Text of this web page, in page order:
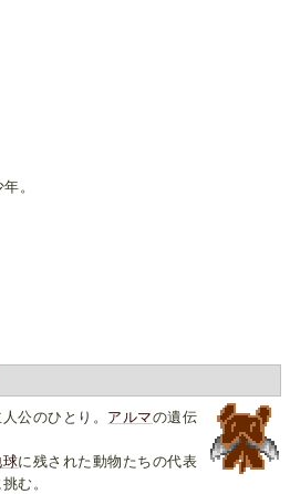
。
公のひとり。 アルマの遺伝
球に残された動物たちの代表
む。